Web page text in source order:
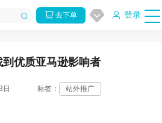
去下单 登录
优质亚马逊影响者
标签： 站外推广